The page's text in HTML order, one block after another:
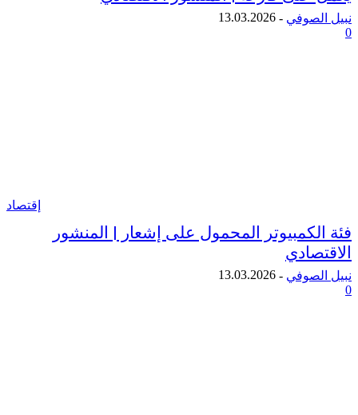
-
13.03.2026
المحمول على إشعار | المنشور
-
13.03.2026